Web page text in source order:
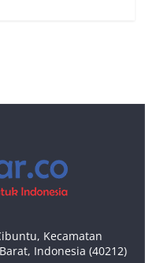
Kecamatan
Indonesia (40212)